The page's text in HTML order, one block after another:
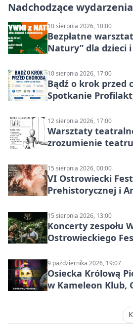
Nadchodzące wydarzenia
10 sierpnia 2026, 10:00
Bezpłatne
Natury” dla dzieci i
10 sierpnia 2026, 17:00
Bądź o krok przed
Spotkanie
12 sierpnia 2026, 17:00
Warsztaty
zrozumienie
15 sierpnia 2026, 00:00
VI Ostrowiecki
Prehistorycznej i
15 sierpnia 2026, 13:00
Koncerty zespołu
Ostrowieckiego
9 października 2026, 19:07
Osiecka Królową
w Kameleon Klub,